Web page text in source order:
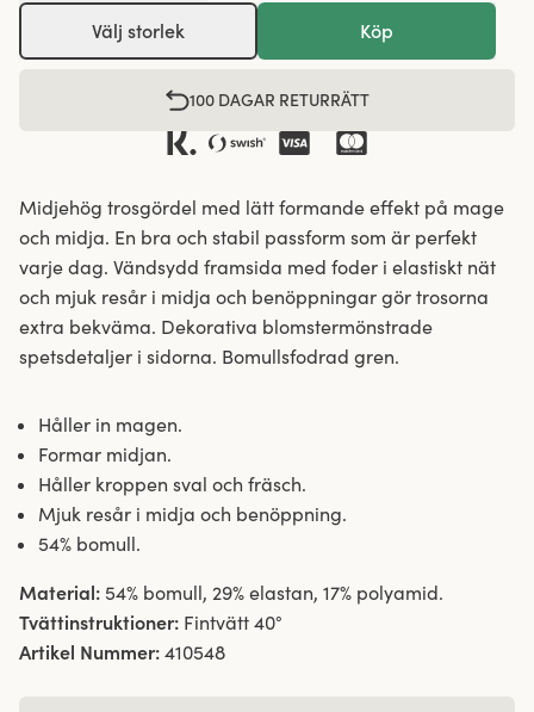
Välj storlek Köp
100 DAGAR RETURRÄTT
Midjehög trosgördel med lätt formande effekt på mage
och midja. En bra och stabil passform som är perfekt
varje dag. Vändsydd framsida med foder i elastiskt nät
och mjuk resår i midja och benöppningar gör trosorna
extra bekväma. Dekorativa blomstermönstrade
spetsdetaljer i sidorna. Bomullsfodrad gren.
Håller in magen.
Formar midjan.
Håller kroppen sval och fräsch.
Mjuk resår i midja och benöppning.
54% bomull.
Material: 54% bomull, 29% elastan, 17% polyamid.
Tvättinstruktioner: Fintvätt 40°
Artikel Nummer: 410548